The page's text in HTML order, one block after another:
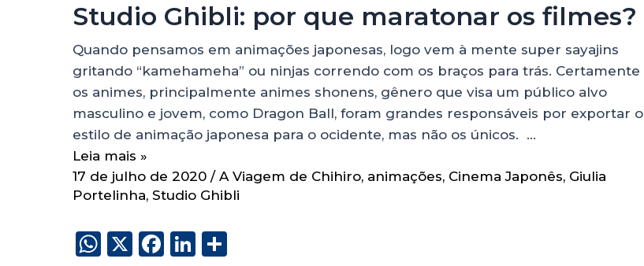
Studio Ghibli: por que maratonar os filmes?
Quando pensamos em animações japonesas, logo vem à mente super sayajins
gritando “kamehameha” ou ninjas correndo com os braços para trás. Certamente
os animes, principalmente animes shonens, gênero que visa um público alvo
masculino e jovem, como Dragon Ball, foram grandes responsáveis por exportar o
estilo de animação japonesa para o ocidente, mas não os únicos. …
Leia mais »
17 de julho de 2020 / A Viagem de Chihiro, animações, Cinema Japonês, Giulia
Portelinha, Studio Ghibli
W X
F
Li